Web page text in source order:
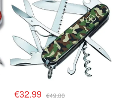
€32.99 €49.00